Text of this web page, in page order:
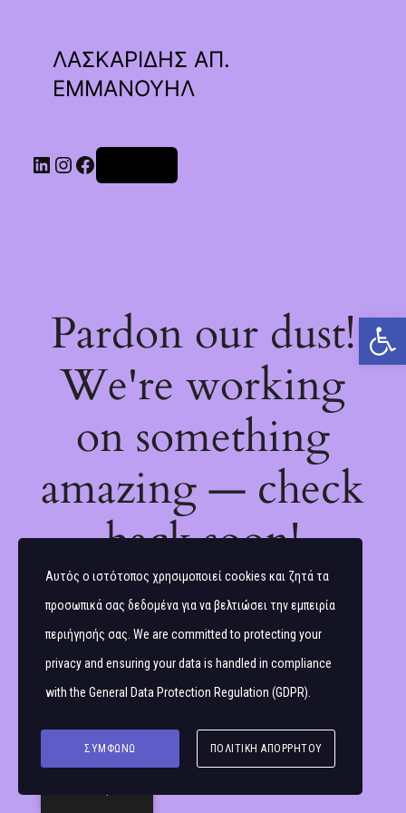
Ανοίξτε τη γραμμή εργαλείων
ΛΑΣΚΑΡΙΔΗΣ ΑΠ.
ΕΜΜΑΝΟΥΗΛ
Linkedin
Instagram
Facebook
Pardon our dust!
We're working
on something
amazing — check
back soon!
Αυτός ο ιστότοπος χρησιμοποιεί cookies και ζητά τα
προσωπικά σας δεδομένα για να βελτιώσει την εμπειρία
περιήγησής σας. We are committed to protecting your
privacy and ensuring your data is handled in compliance
with the General Data Protection Regulation (GDPR)
ΣΥΜΦΩΝΏ ΠΟΛΙΤΙΚΉ ΑΠΟΡΡΉΤΟΥ